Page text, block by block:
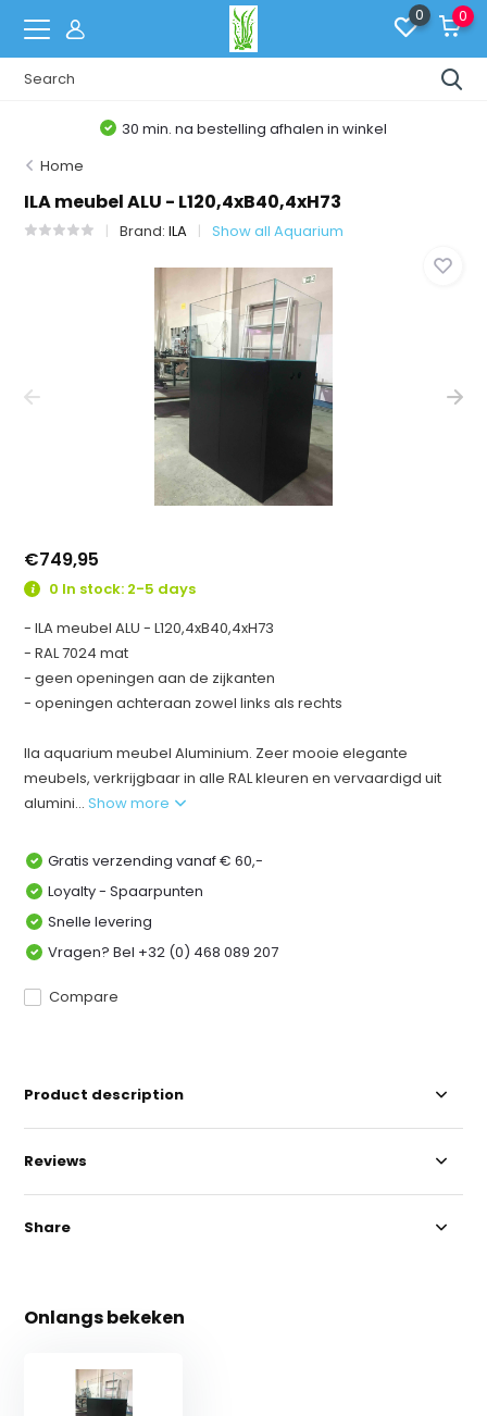
0 0
30 min. na bestelling afhalen in winkel
Home
ILA meubel ALU - L120,4xB40,4xH73
Brand:ILA Show all Aquarium
€749,95
0 In stock: 2-5 days
- ILA meubel ALU - L120,4xB40,4xH73
- RAL 7024 mat
- geen openingen aan de zijkanten
- openingen achteraan zowel links als rechts
Ila aquarium meubel Aluminium. Zeer mooie elegante
meubels, verkrijgbaar in alle RAL kleuren en vervaardigd uit
alumini...Show more
Gratis verzending vanaf € 60,-
Loyalty - Spaarpunten
Snelle levering
Vragen? Bel +32 (0) 468 089 207
Compare
Product description
Reviews
Share
Onlangs bekeken